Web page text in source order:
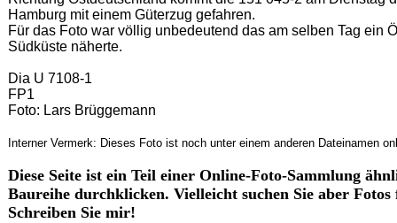
Hamburg mit einem Güterzug gefahren.
Für das Foto war völlig unbedeutend das am selben Tag ein
Südküste näherte.
Dia U 7108-1
FP1
Foto: Lars Brüggemann
Interner Vermerk: Dieses Foto ist noch unter einem anderen Dateinamen
Diese Seite ist ein Teil einer Online-Foto-Sammlung
Baureihe durchklicken. Vielleicht suchen Sie aber
Schreiben Sie mir!